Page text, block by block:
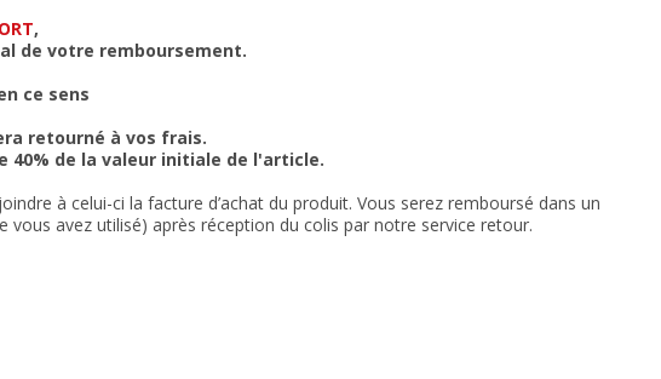
,
de votre remboursement.
ce sens
retourné à vos frais.
40% de la valeur initiale de l'article.
à celui-ci la facture d’achat du produit. Vous serez remboursé dans un
avez utilisé) après réception du colis par notre service retour.